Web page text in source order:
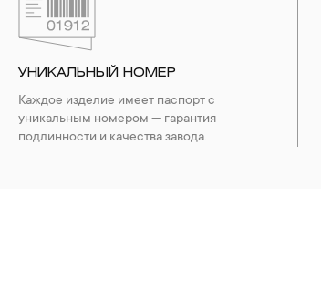
УНИКАЛЬНЫЙ НОМЕР
Каждое изделие имеет паспорт с
уникальным номером — гарантия
подлинности и качества завода.